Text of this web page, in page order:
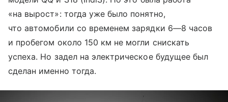
«на вырост»: тогда уже было понятно,
что автомобили со временем зарядки 6—8 часов
и пробегом около 150 км не могли снискать
успеха. Но задел на электрическое будущее был
сделан именно тогда.